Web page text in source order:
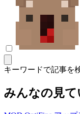
キーワードで記事を
みんなの見て